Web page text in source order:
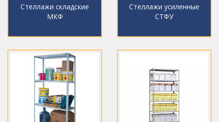
Стеллажи складские
МКФ
Стеллажи усиленные
СТФУ